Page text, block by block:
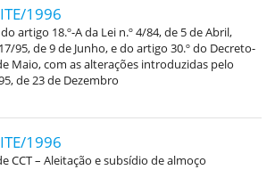
1996
artigo 18.º-A da Lei n.º 4/84, de 5 de Abril,
95, de 9 de Junho, e do artigo 30.º do Decreto-
Maio, com as alterações introduzidas pelo
de 23 de Dezembro
1996
CCT – Aleitação e subsídio de almoço